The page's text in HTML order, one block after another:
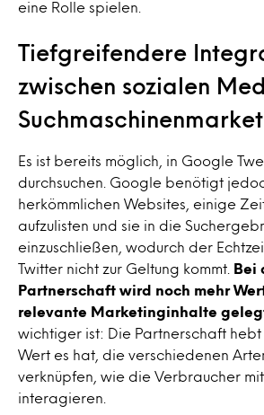
eine Rolle spielen.
Tiefgreifendere
zwischen sozialen
Es ist bereits möglich, in Google
durchsuchen. Google benötigt
herkömmlichen Websites, einige
aufzulisten und sie in die
einzuschließen, wodurch der
Twitter nicht zur Geltung kommt.
Bei
Partnerschaft wird noch mehr
relevante Marketinginhalte
wichtiger ist: Die Partnerschaft
Wert es hat, die verschiedenen
verknüpfen, wie die Verbraucher
interagieren.